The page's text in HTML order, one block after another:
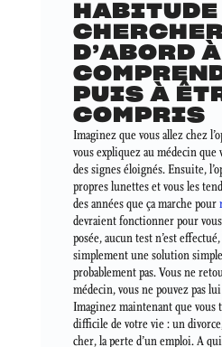
HABITUDE
D’ABORD À
PUIS À
COMPRIS
Imaginez que vous allez chez
vous expliquez au médecin que
des signes éloignés. Ensuite,
propres lunettes et vous les
des années que ça marche pour
devraient fonctionner pour
posée, aucun test n’est
simplement une solution
probablement pas. Vous ne
médecin, vous ne pouvez pas
Imaginez maintenant que vous
difficile de votre vie : un
cher, la perte d’un emploi. A